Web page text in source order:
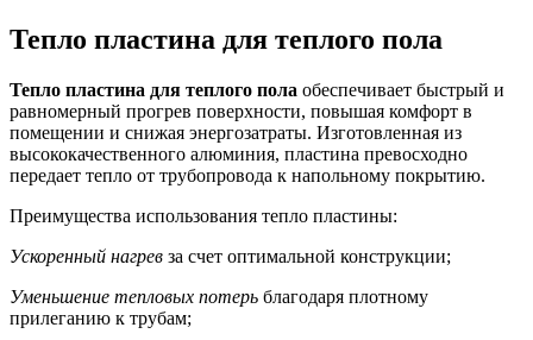
Тепло пластина для теплого пола
Тепло пластина для теплого пола обеспечивает быстрый и
равномерный прогрев поверхности, повышая комфорт в
помещении и снижая энергозатраты. Изготовленная из
высококачественного алюминия, пластина превосходно
передает тепло от трубопровода к напольному покрытию.
Преимущества использования тепло пластины:
Ускоренный нагрев за счет оптимальной конструкции;
Уменьшение тепловых потерь благодаря плотному
прилеганию к трубам;